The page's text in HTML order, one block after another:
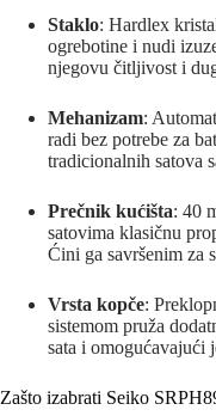
Staklo: Hardlex
ogrebotine i nudi
njegovu čitljivost i
Mehanizam:
radi bez potrebe za
tradicionalnih satova
Prečnik kućišta: 40
satovima klasičnu
Ćini ga savršenim za
Vrsta kopče:
sistemom pruža
sata i omogućavajući
Zašto izabrati Seiko